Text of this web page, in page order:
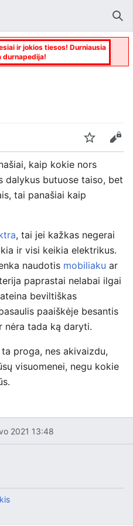
ir jokios tiesos! Durniausia
durnapedija!
Stebėti
Keisti
kaip kokie nors
dalykus butuose taiso, bet
tai panašiai kaip
, tai jei kažkas negerai
ir visi keikia elektrikus.
naudotis mobiliaku ar
paprastai nelabai ilgai
beviltiškas
paaiškėje besantis
nėra tada ką daryti.
proga, nes akivaizdu,
visuomenei, negu kokie
2021 13:48